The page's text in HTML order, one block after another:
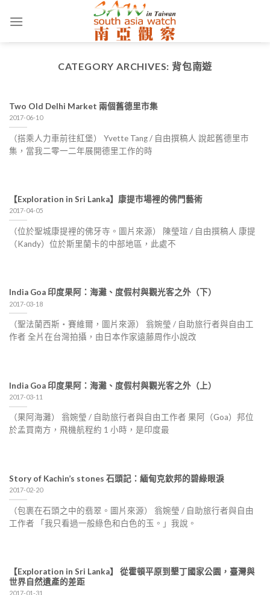
CATEGORY ARCHIVES: 背包南遊
Two Old Delhi Market 兩個舊德里市集
2017-06-10
（搭乘人力車前往紅堡） Yvette Tang / 自由撰稿人 說起舊德里市
集，當我二零一二年展開德里工作的時
【Exploration in Sri Lanka】康提市場裡的佛門藝術
2017-04-05
（位於聖城康提裡的佛牙寺。圖片來源） 陳瑩瑄 / 自由撰稿人 康提
（Kandy）位於斯里蘭卡的中部地區，此處不
India Goa 印度果阿：海灘、度假村與觀光客之外（下）
2017-03-18
（聖法蘭西斯‧賽維爾，圖片來源） 翁婉瑩 / 自助旅行者與自由工
作者 全片在台灣拍攝，由日本作家遠藤周作小說改
India Goa 印度果阿：海灘、度假村與觀光客之外（上）
2017-03-11
（果阿海灘） 翁婉瑩 / 自助旅行者與自由工作者 果阿（Goa）邦位
於孟買南方，飛機航程約 1 小時，是印度最
Story of Kachin’s stones 石頭記：緬甸克欽邦的碧綠眼淚
2017-02-20
（包裹在石頭之中的翡翠。圖片來源） 翁婉瑩 / 自助旅行者與自由
工作者 「我只看過一般綠色和白色的玉。」我說。
【Exploration in Sri Lanka】 從霍頓平原到墾丁國家公園，臺灣與
世界自然遺產的差距
2017-01-31